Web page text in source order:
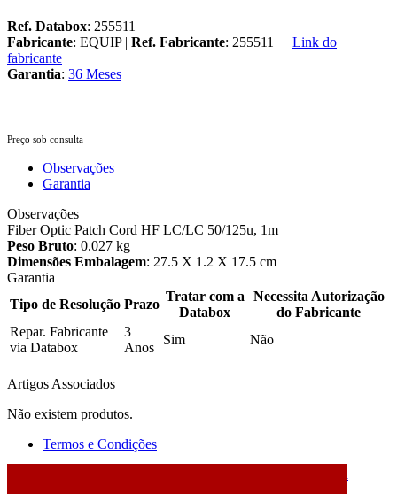
Ref. Databox: 255511
Fabricante: EQUIP | Ref. Fabricante: 255511
Link do
fabricante
Garantia: 36 Meses
Preço sob consulta
Observações
Garantia
Observações
Fiber Optic Patch Cord HF LC/LC 50/125u, 1m
Peso Bruto: 0.027 kg
Dimensões Embalagem: 27.5 X 1.2 X 17.5 cm
Garantia
Tipo de Resolução Prazo
Tratar com a
Databox
Necessita Autorização
do Fabricante
Repar. Fabricante
via Databox
3
Anos
Sim Não
Artigos Associados
Não existem produtos.
Termos e Condições